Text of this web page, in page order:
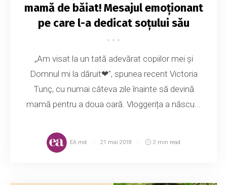
mamă de băiat! Mesajul emoționant
pe care l-a dedicat soțului său
„Am visat la un tată adevărat copiilor mei și
Domnul mi la dăruit❤”, spunea recent Victoria
Tunç, cu numai câteva zile înainte să devină
mamă pentru a doua oară. Vloggerița a născu...
EA.md 21 mai 2018 2 min read